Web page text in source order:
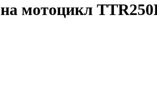
мотоцикл